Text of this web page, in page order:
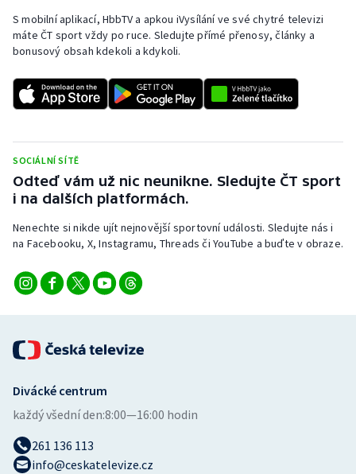
S mobilní aplikací, HbbTV a apkou iVysílání ve své chytré televizi
máte ČT sport vždy po ruce. Sledujte přímé přenosy, články a
bonusový obsah kdekoli a kdykoli.
SOCIÁLNÍ SÍTĚ
Odteď vám už nic neunikne. Sledujte ČT sport
i na dalších platformách.
Nenechte si nikde ujít nejnovější sportovní události. Sledujte nás i
na Facebooku, X, Instagramu, Threads či YouTube a buďte v obraze.
Divácké centrum
každý všední den:8:00—16:00 hodin
261 136 113
info@ceskatelevize.cz